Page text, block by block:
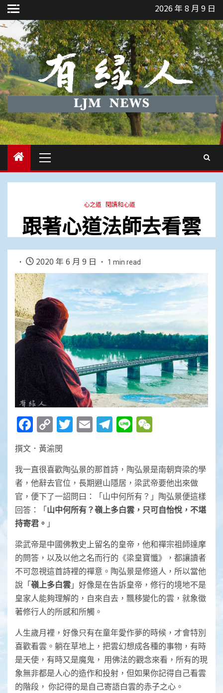
Skip
to
content
2026 年 8 月 9 日
Menu
心之道 閱讀和心道
跟著心道法師去看雲
2020 年 6 月 9 日 1 min read
Facebook
Copy
Link
Twitter
EmailTelegram
Line
撰文．黃渝閔
我一直很喜歡陶弘景的那首詩，陶弘景是南朝齊梁的學
者，他辭去官位，長期避山隱居，梁武帝要他出來做
官，便下了一詔問曰：「山中何所有？」陶弘景便這樣
回答：「山中何所有？嶺上多白雲，只可自怡悅，不堪
持寄君。 」
梁武帝是中國佛教史上留名的皇帝，他和禪宗祖師達摩
的問答，以及以他之名而行的《梁皇寶懺》，都讓讀者
不可忽視這首詩裡的禪意。陶弘景是修道人，所以當他
說「嶺上多白雲 」好像是在告訴皇帝，修行的境地不是
皇家人能夠理解的，自來自去，飄移變化的雲，就象徵
著修行人的所感和所觸。
人生歲月裡，好像只有在童年愛作夢的時候，才會特別
喜歡看雲。躺在草地上，把雲幻想成各種的事物，有時
是天使，有時又是魔鬼， 用佛法的觀念來看，所有的現
象無非都是人心的造作和投射，但如果你記得自己看雲
的階段， 你記得的是自己寄語白雲的赤子之心。